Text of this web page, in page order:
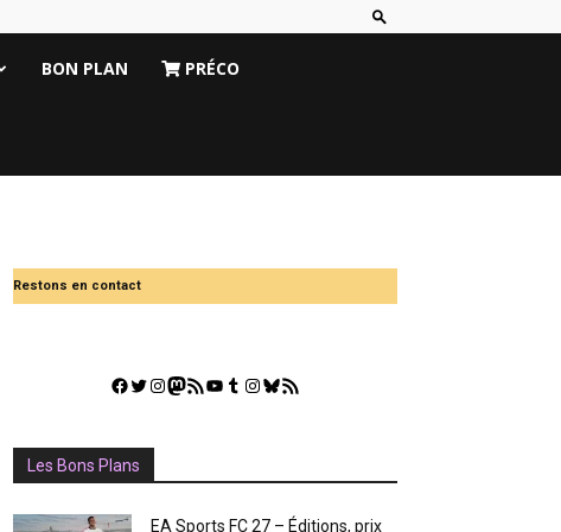
BON PLAN PRÉCO
Restons en contact
Facebook
Twitter
Instagram
Mastodon
Flux RSSYouTube
Tumblr
Instagram
Bluesky
GestGame
Les Bons Plans
EA Sports FC 27 – Éditions, prix